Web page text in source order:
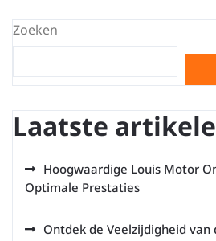
Zoeken
Laatste
Hoogwaardige Louis Motor
Optimale Prestaties
Ontdek de Veelzijdigheid